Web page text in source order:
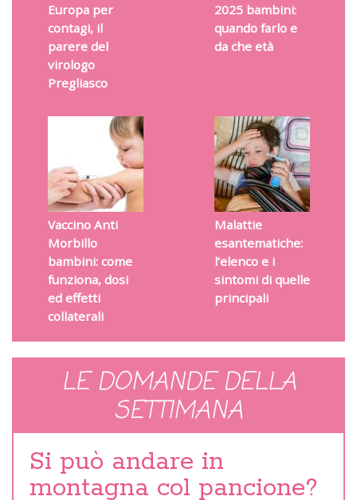
Europa per
contagi, il
parere del
virologo
Pregliasco
2025 bambini:
quando farlo e
da che età
Vaccino Anti
Morbillo
bambini: come
funziona, dosi
ed effetti
collaterali
Malattie
esantematiche:
l’elenco e i
sintomi di quelle
principali
LE DOMANDE DELLA
SETTIMANA
Si può andare in
montagna col pancione?